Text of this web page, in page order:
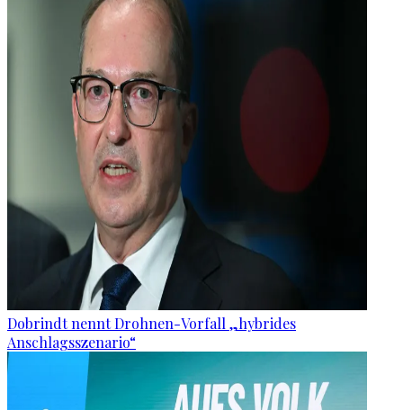
Dobrindt nennt Drohnen-Vorfall „hybrides
Anschlagsszenario“